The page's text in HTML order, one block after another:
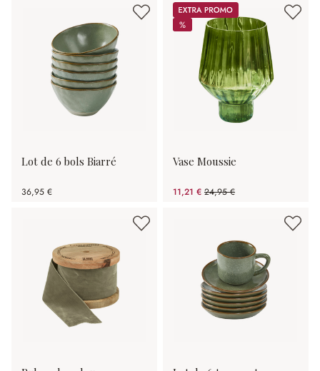
Lot de 6 bols Biarré
36,95 €
Promos
%
%
Vase Moussie
11,21 € 24,95 €
(55.07%spared)